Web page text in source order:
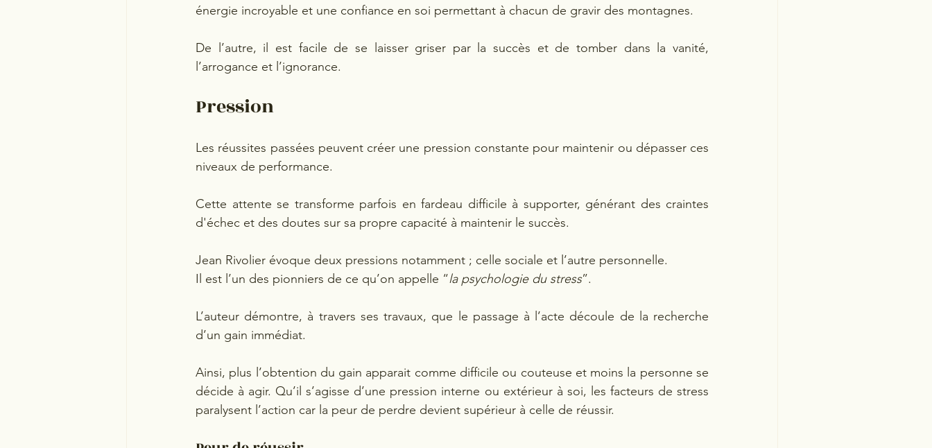
énergie incroyable et une confiance en soi permettant à chacun de gravir des montagnes.
De l’autre, il est facile de se laisser griser par la succès et de tomber dans la vanité,
l’arrogance et l’ignorance.
Pression
Les réussites passées peuvent créer une pression constante pour maintenir ou dépasser ces
niveaux de performance.
Cette attente se transforme parfois en fardeau difficile à supporter, générant des craintes
d'échec et des doutes sur sa propre capacité à maintenir le succès.
Jean Rivolier évoque deux pressions notamment ; celle sociale et l’autre personnelle.
Il est l’un des pionniers de ce qu’on appelle “la psychologie du stress”.
L’auteur démontre, à travers ses travaux, que le passage à l’acte découle de la recherche
d’un gain immédiat.
Ainsi, plus l’obtention du gain apparait comme difficile ou couteuse et moins la personne se
décide à agir. Qu’il s’agisse d’une pression interne ou extérieur à soi, les facteurs de stress
paralysent l’action car la peur de perdre devient supérieur à celle de réussir.